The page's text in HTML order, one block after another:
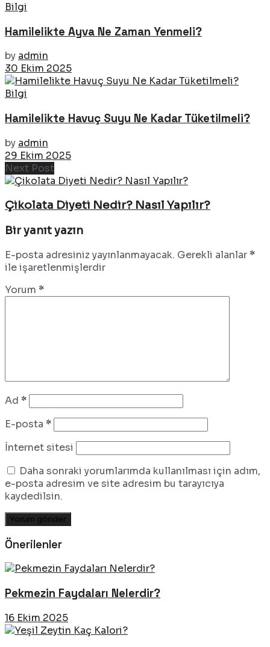
Bilgi
Hamilelikte Ayva Ne Zaman Yenmeli?
by admin
30 Ekim 2025
Bilgi
Hamilelikte Havuç Suyu Ne Kadar Tüketilmeli?
by admin
29 Ekim 2025
Next Post
Çikolata Diyeti Nedir? Nasıl Yapılır?
Bir yanıt yazın
E-posta adresiniz yayınlanmayacak. Gerekli alanlar*
ile işaretlenmişlerdir
Yorum *
Ad *
E-posta *
İnternet sitesi
Daha sonraki yorumlarımda kullanılması için adım,
e-posta adresim ve site adresim bu tarayıcıya
kaydedilsin.
Önerilenler
Pekmezin Faydaları Nelerdir?
16 Ekim 2025